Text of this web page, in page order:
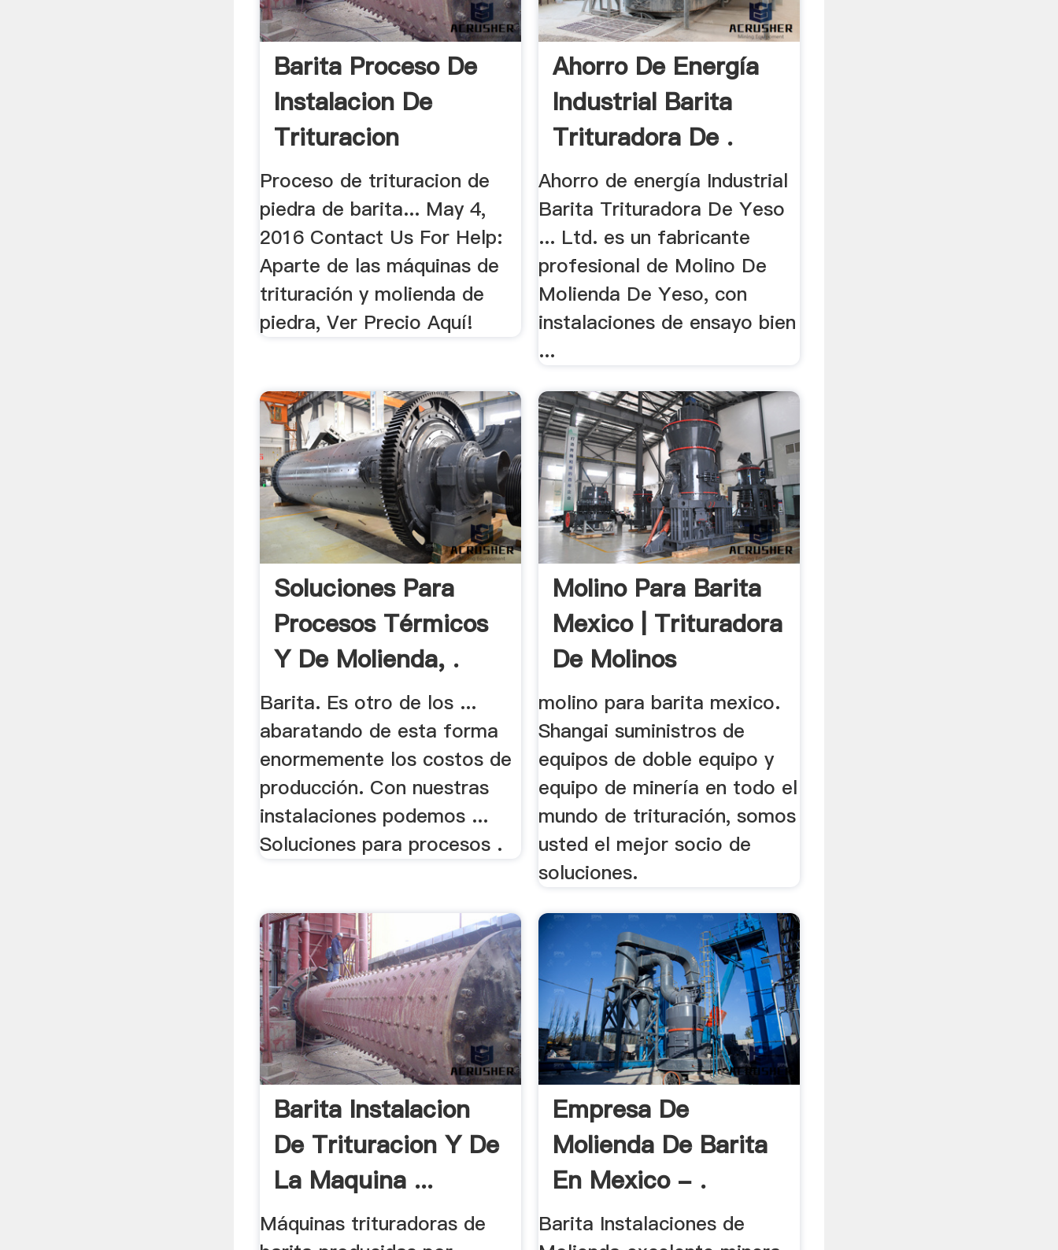
Barita Proceso De
Instalacion De
Trituracion
Proceso de trituracion de
piedra de barita... May 4,
2016 Contact Us For Help:
Aparte de las máquinas de
trituración y molienda de
piedra, Ver Precio Aquí!
Ahorro De Energía
Industrial Barita
Trituradora De .
Ahorro de energía Industrial
Barita Trituradora De Yeso
... Ltd. es un fabricante
profesional de Molino De
Molienda De Yeso, con
instalaciones de ensayo bien
...
Soluciones Para
Procesos Térmicos
Y De Molienda, .
Barita. Es otro de los ...
abaratando de esta forma
enormemente los costos de
producción. Con nuestras
instalaciones podemos ...
Soluciones para procesos .
Molino Para Barita
Mexico | Trituradora
De Molinos
molino para barita mexico.
Shangai suministros de
equipos de doble equipo y
equipo de minería en todo el
mundo de trituración, somos
usted el mejor socio de
soluciones.
Barita Instalacion
De Trituracion Y De
La Maquina ...
Máquinas trituradoras de
Empresa De
Molienda De Barita
En Mexico - .
Barita Instalaciones de